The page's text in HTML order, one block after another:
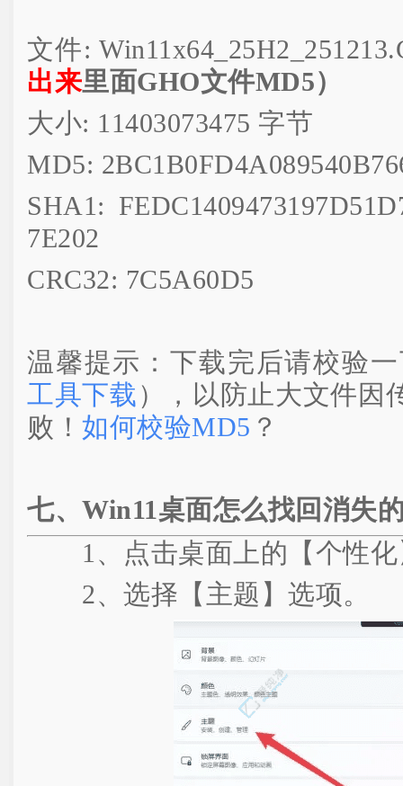
文件:
出来里面GHO文件MD5）
大小: 11403073475 字节
MD5:
SHA1:
7E202
CRC32: 7C5A60D5
温馨提示：下载完后请校验
工具下载 ），以防止大文件因
败！ 如何校验MD5 ？
七、Win11桌面怎么找回消失
1、点击桌面上的【个性化
2、选择【主题】选项。